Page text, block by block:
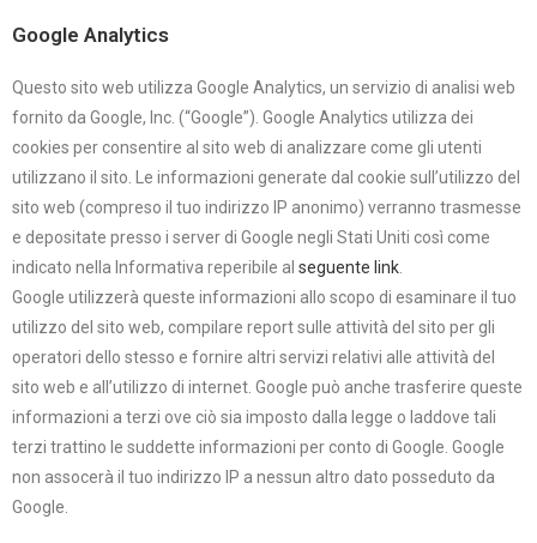
Google Analytics
Questo sito web utilizza Google Analytics, un servizio di analisi web
fornito da Google, Inc. (“Google”). Google Analytics utilizza dei
cookies per consentire al sito web di analizzare come gli utenti
utilizzano il sito. Le informazioni generate dal cookie sull’utilizzo del
sito web (compreso il tuo indirizzo IP anonimo) verranno trasmesse
e depositate presso i server di Google negli Stati Uniti così come
indicato nella Informativa reperibile al seguente link
Google utilizzerà queste informazioni allo scopo di esaminare il tuo
utilizzo del sito web, compilare report sulle attività del sito per gli
operatori dello stesso e fornire altri servizi relativi alle attività del
sito web e all’utilizzo di internet. Google può anche trasferire queste
informazioni a terzi ove ciò sia imposto dalla legge o laddove tali
terzi trattino le suddette informazioni per conto di Google. Google
non assocerà il tuo indirizzo IP a nessun altro dato posseduto da
Google.